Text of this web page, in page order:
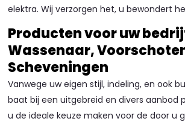
elektra. Wij verzorgen het, u bewondert
Producten voor uw
Wassenaar,
Scheveningen
Vanwege uw eigen stijl, indeling, en ook
baat bij een uitgebreid en divers aanbod
u de ideale keuze maken voor de door u